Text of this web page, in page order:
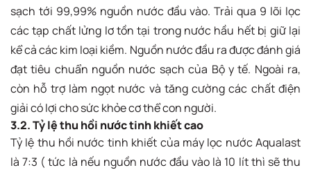
sạch tới 99,99% nguồn nước đầu vào. Trải qua 9 lõi lọc
các tạp chất lửng lơ tồn tại trong nước hầu hết bị giữ lại
kể cả các kim loại kiềm. Nguồn nước đầu ra được đánh giá
đạt tiêu chuẩn nguồn nước sạch của Bộ y tế. Ngoài ra,
còn hỗ trợ làm ngọt nước và tăng cường các chất điện
giải có lợi cho sức khỏe cơ thể con người.
3.2. Tỷ lệ thu hồi nước tinh khiết cao
Tỷ lệ thu hồi nước tinh khiết của máy lọc nước Aqualast
là 7:3 ( tức là nếu nguồn nước đầu vào là 10 lít thì sẽ thu